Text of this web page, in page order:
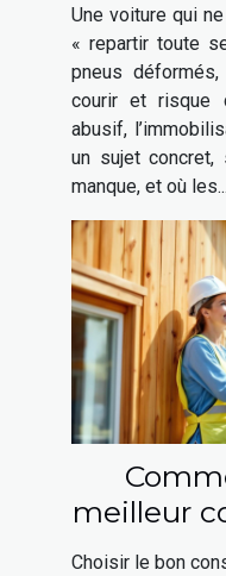
Une voiture qui
« repartir toute
pneus
courir et risque
abusif,
un sujet
manque, et où les...
meilleur
votre
Choisir le bon